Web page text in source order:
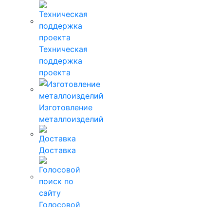
Техническая
поддержка
проекта
Изготовление
металлоизделий
Доставка
Голосовой